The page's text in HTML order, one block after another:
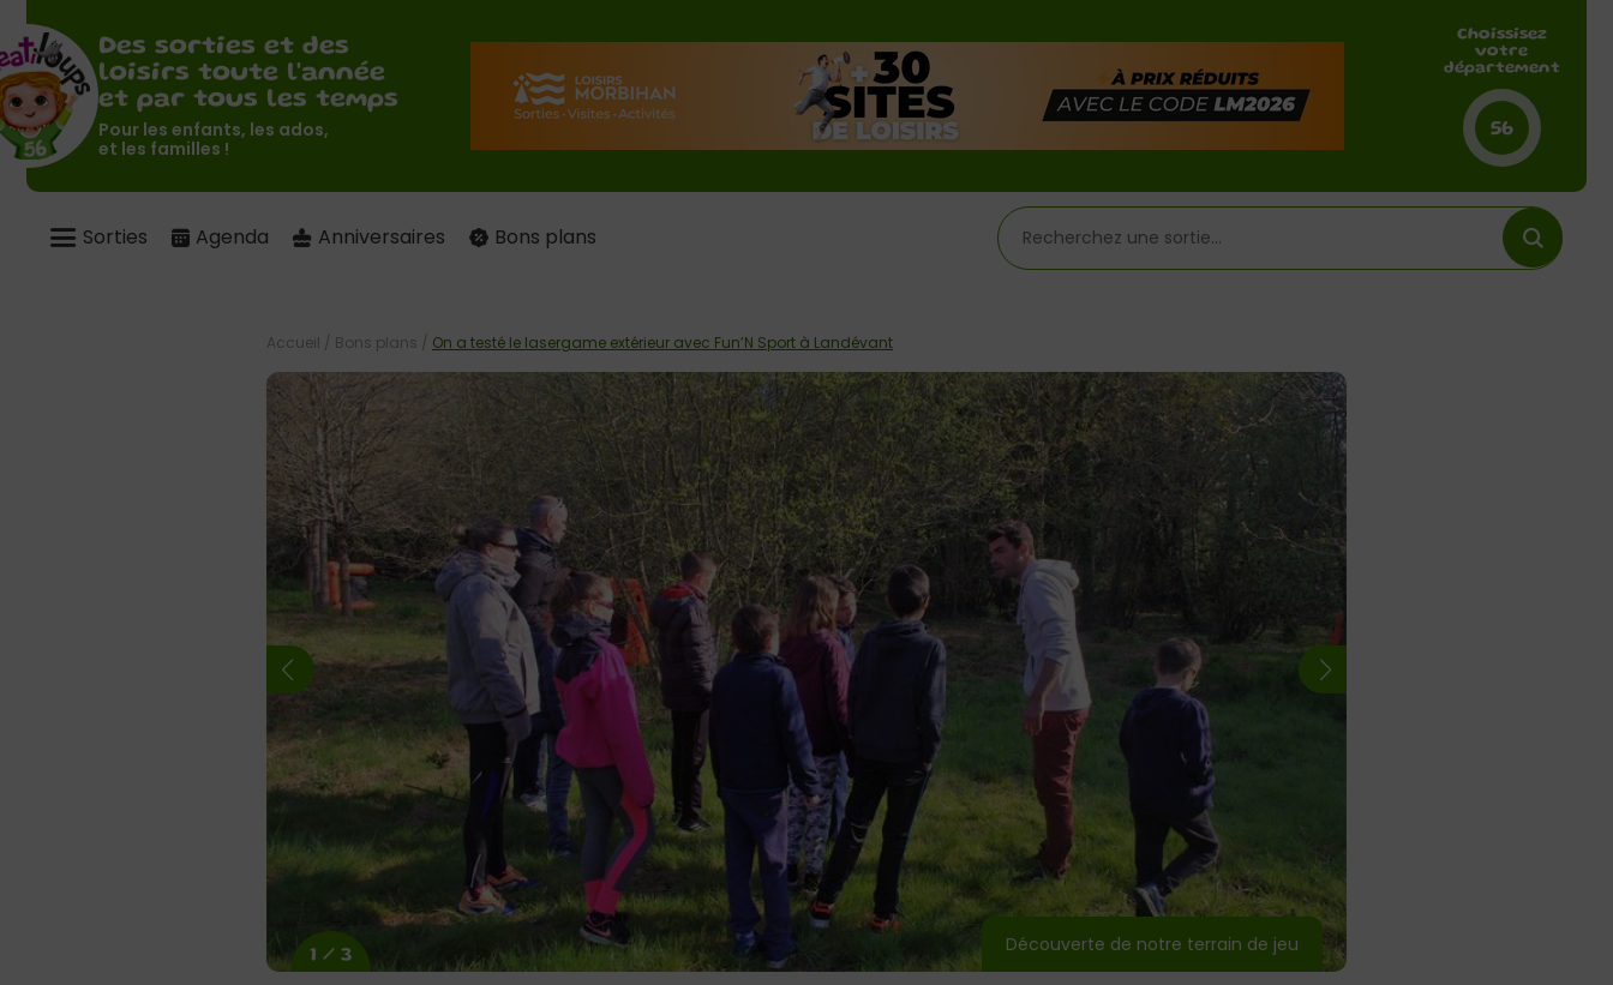
Des sorties et des
loisirs toute l'année
et par tous les temps
Pour les enfants, les ados,
et les familles !
Choissisez
votre
département
56
Sorties Agenda Anniversaires Bons plans
Découverte de notre terrain de jeu
1 / 3
Accueil / Bons plans / On a testé le lasergame extérieur avec Fun’N Sport à Landévant